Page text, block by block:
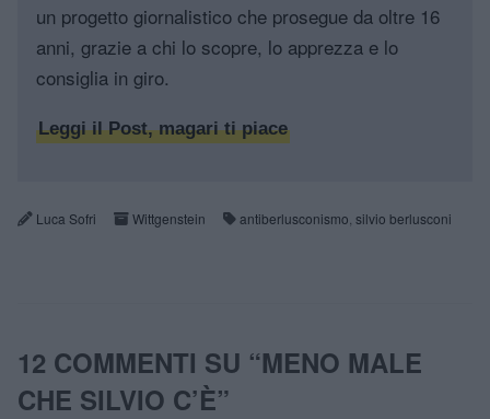
un progetto giornalistico che prosegue da oltre 16
anni, grazie a chi lo scopre, lo apprezza e lo
consiglia in giro.
Leggi il Post, magari ti piace
Luca Sofri Wittgenstein antiberlusconismo silvio berlusconi
12 COMMENTI SU “MENO MALE
CHE SILVIO C’È”